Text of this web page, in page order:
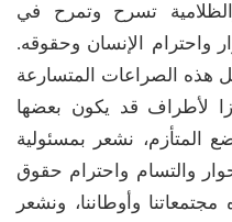
والظلامية تسرح وتمرح في
واحترام الإنسان وحقوقه.
هذه الصراعات المتسارعة
لأطراف قد يكون بعضها
المتأزم، نشعر بمسئولية
والتسام واحترام حقوق
وأوطاننا، ونشعر